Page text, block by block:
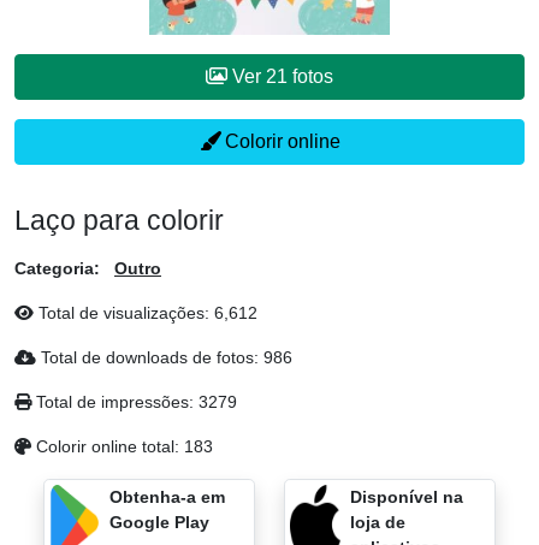
Ver 21 fotos
Colorir online
Laço para colorir
Categoria: Outro
Total de visualizações: 6,612
Total de downloads de fotos: 986
Total de impressões: 3279
Colorir online total: 183
Obtenha-a em
Google Play
Disponível na
loja de